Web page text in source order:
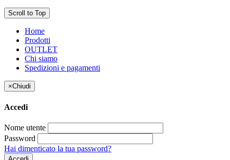
Scroll to Top
Home
Prodotti
OUTLET
Chi siamo
Spedizioni e pagamenti
×Chiudi
Accedi
Nome utente
Password
Hai dimenticato la tua password?